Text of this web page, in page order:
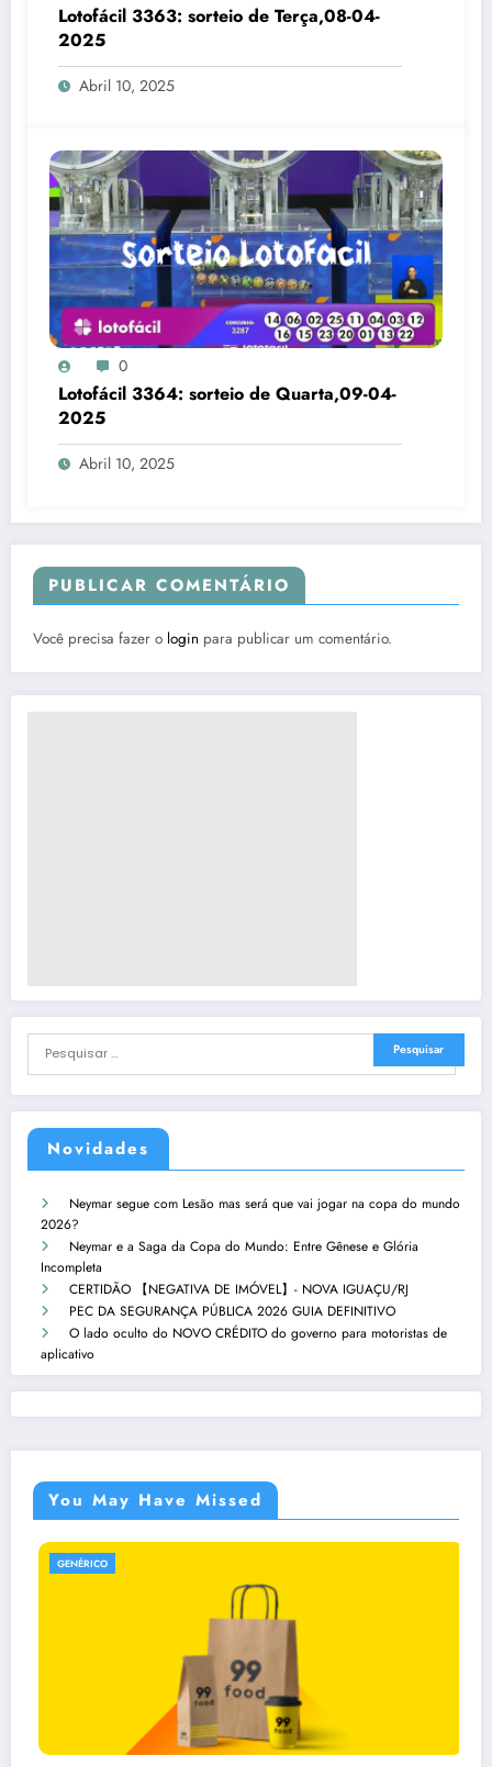
Novidades
Neymar segue com Lesão mas será que vai jogar na copa do mundo
2026?
Neymar e a Saga da Copa do Mundo: Entre Gênese e Glória
Incompleta
CERTIDÃO 【NEGATIVA DE IMÓVEL】- NOVA IGUAÇU/RJ
PEC DA SEGURANÇA PÚBLICA 2026 GUIA DEFINITIVO
O lado oculto do NOVO CRÉDITO do governo para motoristas de
aplicativo
Lotofácil 3363: sorteio de Terça,08-04-
2025
Abril 10, 2025
0
Lotofácil 3364: sorteio de Quarta,09-04-
2025
Abril 10, 2025
PUBLICAR COMENTÁRIO
Você precisa fazer o login para publicar um comentário.
You May Have Missed